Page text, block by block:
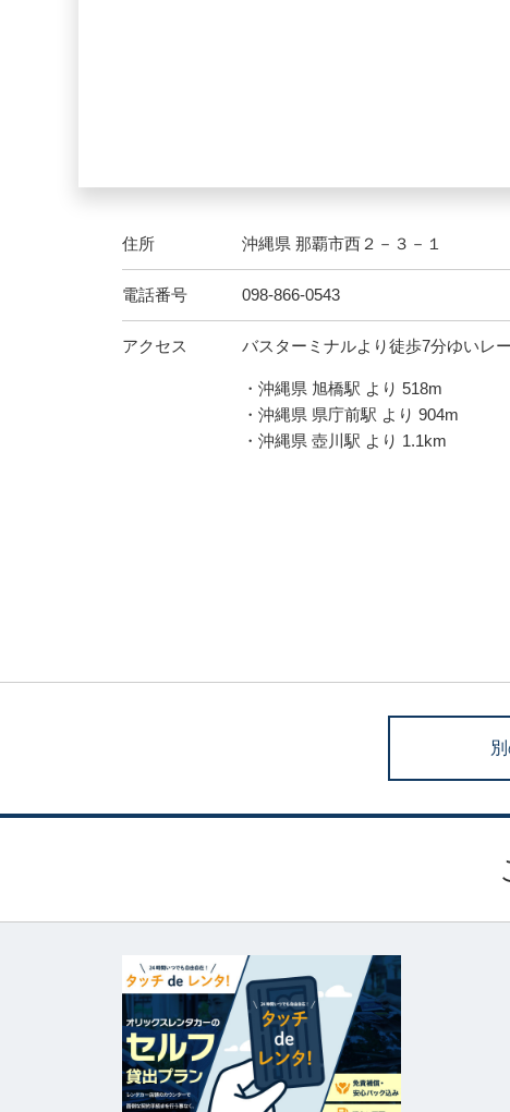
住所 沖縄県 那覇市西２－３－１
電話番号 098-866-0543
アクセス バスターミナルより徒歩7分ゆいレ
・沖縄県 旭橋駅 より 518m
・沖縄県 県庁前駅 より 904m
・沖縄県 壺川駅 より 1.1km